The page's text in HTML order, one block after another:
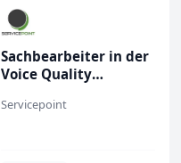
Sachbearbeiter in der
Voice Quality
Servicepoint